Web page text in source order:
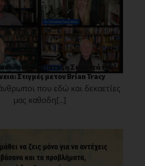
Ανάπτυξη Συναντά την
Στιγμές με τον Brian Tracy
που εδώ και δεκαετίες
μας καθοδη[...]